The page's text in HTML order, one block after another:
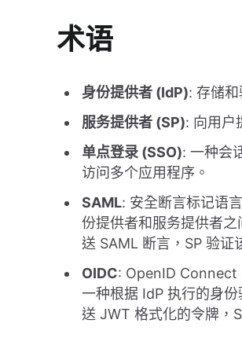
术语
身份提供者 (IdP): 存储和
服务提供者 (SP): 向用户
单点登录 (SSO): 一种会
访问多个应用程序。
SAML: 安全断言标记语
份提供者和服务提供者
送 SAML 断言，SP 验证
OIDC: OpenID Connect
一种根据 IdP 执行的身
送 JWT 格式化的令牌，